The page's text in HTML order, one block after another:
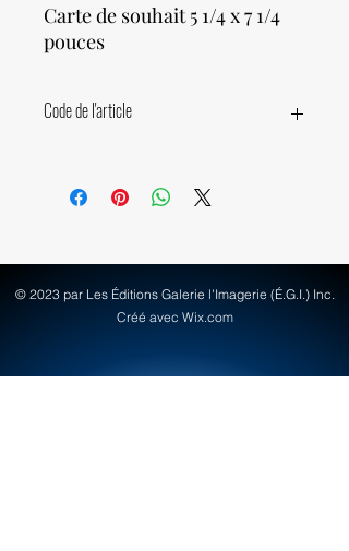
Carte de souhait 5 1/4 x 7 1/4
pouces
Code de l'article
© 2023 par Les Éditions Galerie l'Imagerie (É.G.I.) Inc.
Créé avec Wix.com